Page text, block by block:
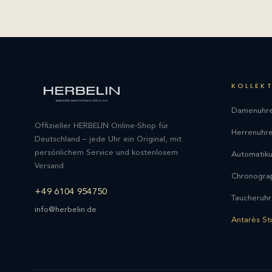
Offizieller HERBELIN Online-Shop für
Deutschland – jede Uhr ein Original, mit
persönlichem Service und kostenlosem
Versand.
+49 6104 954750
info@herbelin.de
Antarès